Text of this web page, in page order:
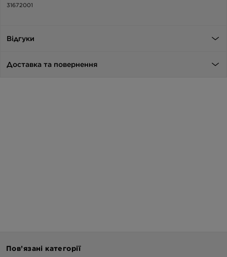
31672001
Відгуки
Доставка та повернення
Пов’язані категорії